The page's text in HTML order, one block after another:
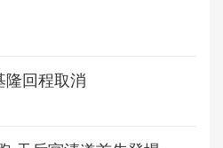
隆回程取消